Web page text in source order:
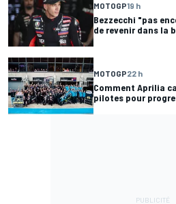
MOTOGP19 h
Bezzecchi "pas
de revenir dans la
MOTOGP22 h
Comment Aprilia
pilotes pour